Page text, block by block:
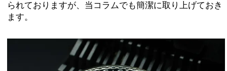
られておりますが、当コラムでも簡潔に取り上げておき
ます。